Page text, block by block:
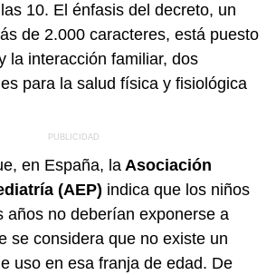
10. El énfasis del decreto, un
de 2.000 caracteres, está puesto
la interacción familiar, dos
para la salud física y fisiológica
en España, la Asociación
(AEP) indica que los niños
años no deberían exponerse a
se considera que no existe un
uso en esa franja de edad. De